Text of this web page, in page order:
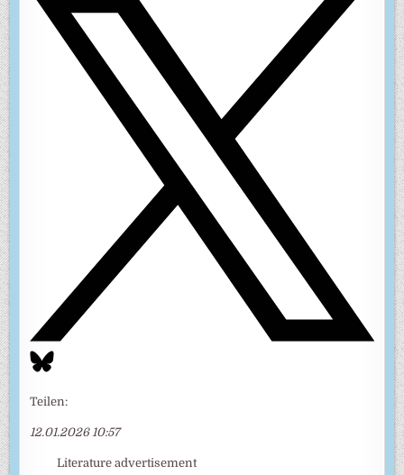
Teilen:
12.01.2026 10:57
Literature advertisement